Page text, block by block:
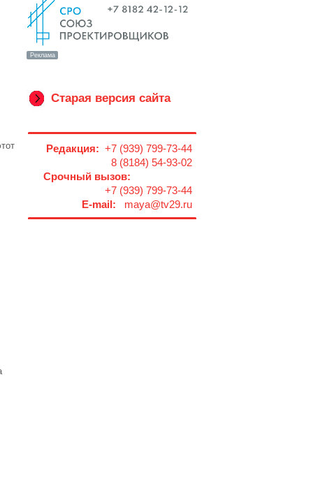
Старая версия сайта
Редакция: +7 (939) 799-73-44
8 (8184) 54-93-02
Срочный вызов:
+7 (939) 799-73-44
E-mail: maya@tv29.ru